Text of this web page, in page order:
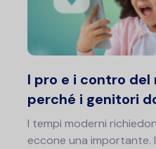
I pro e i contro
perché i genitori
I tempi moderni
eccone una